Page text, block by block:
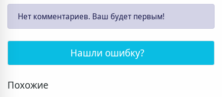
Нет комментариев. Ваш будет первым!
Нашли ошибку?
Похожие